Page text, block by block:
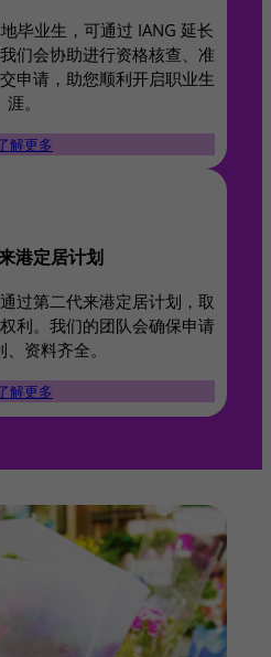
毕业生，可通过 IANG 延长
们会协助进行资格核查、准
申请，助您顺利开启职业生
涯。
解更多
港定居计划​
过第二代来港定居计划，取
利。我们的团队会确保申请
资料齐全。
解更多